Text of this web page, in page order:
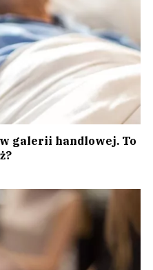
galerii handlowej. To